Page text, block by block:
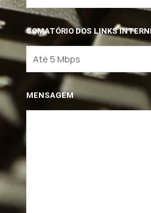
SOMATÓRIO DOS LINKS
MENSAGEM